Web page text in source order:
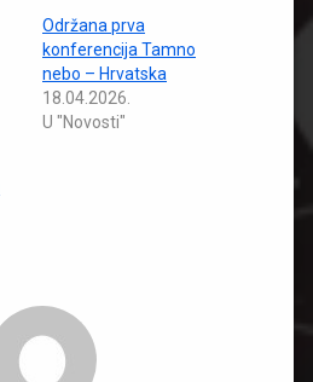
Održana prva
konferencija Tamno
nebo – Hrvatska
18.04.2026.
U "Novosti"